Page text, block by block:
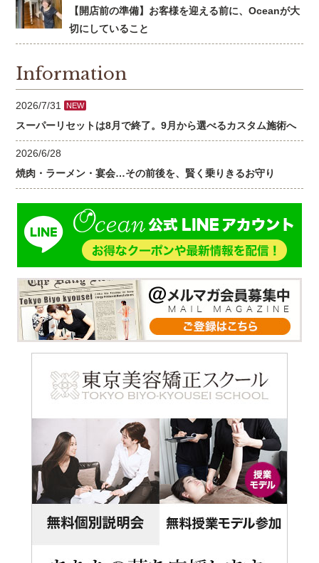
【開店前の準備】お客様を迎える前に、Oceanが大
切にしていること
Information
2026/7/31 NEW
スーパーリセットは8月で終了。9月から選べるカスタム施術へ
2026/6/28
焼肉・ラーメン・宴会…その前後を、賢く乗りきるお守り